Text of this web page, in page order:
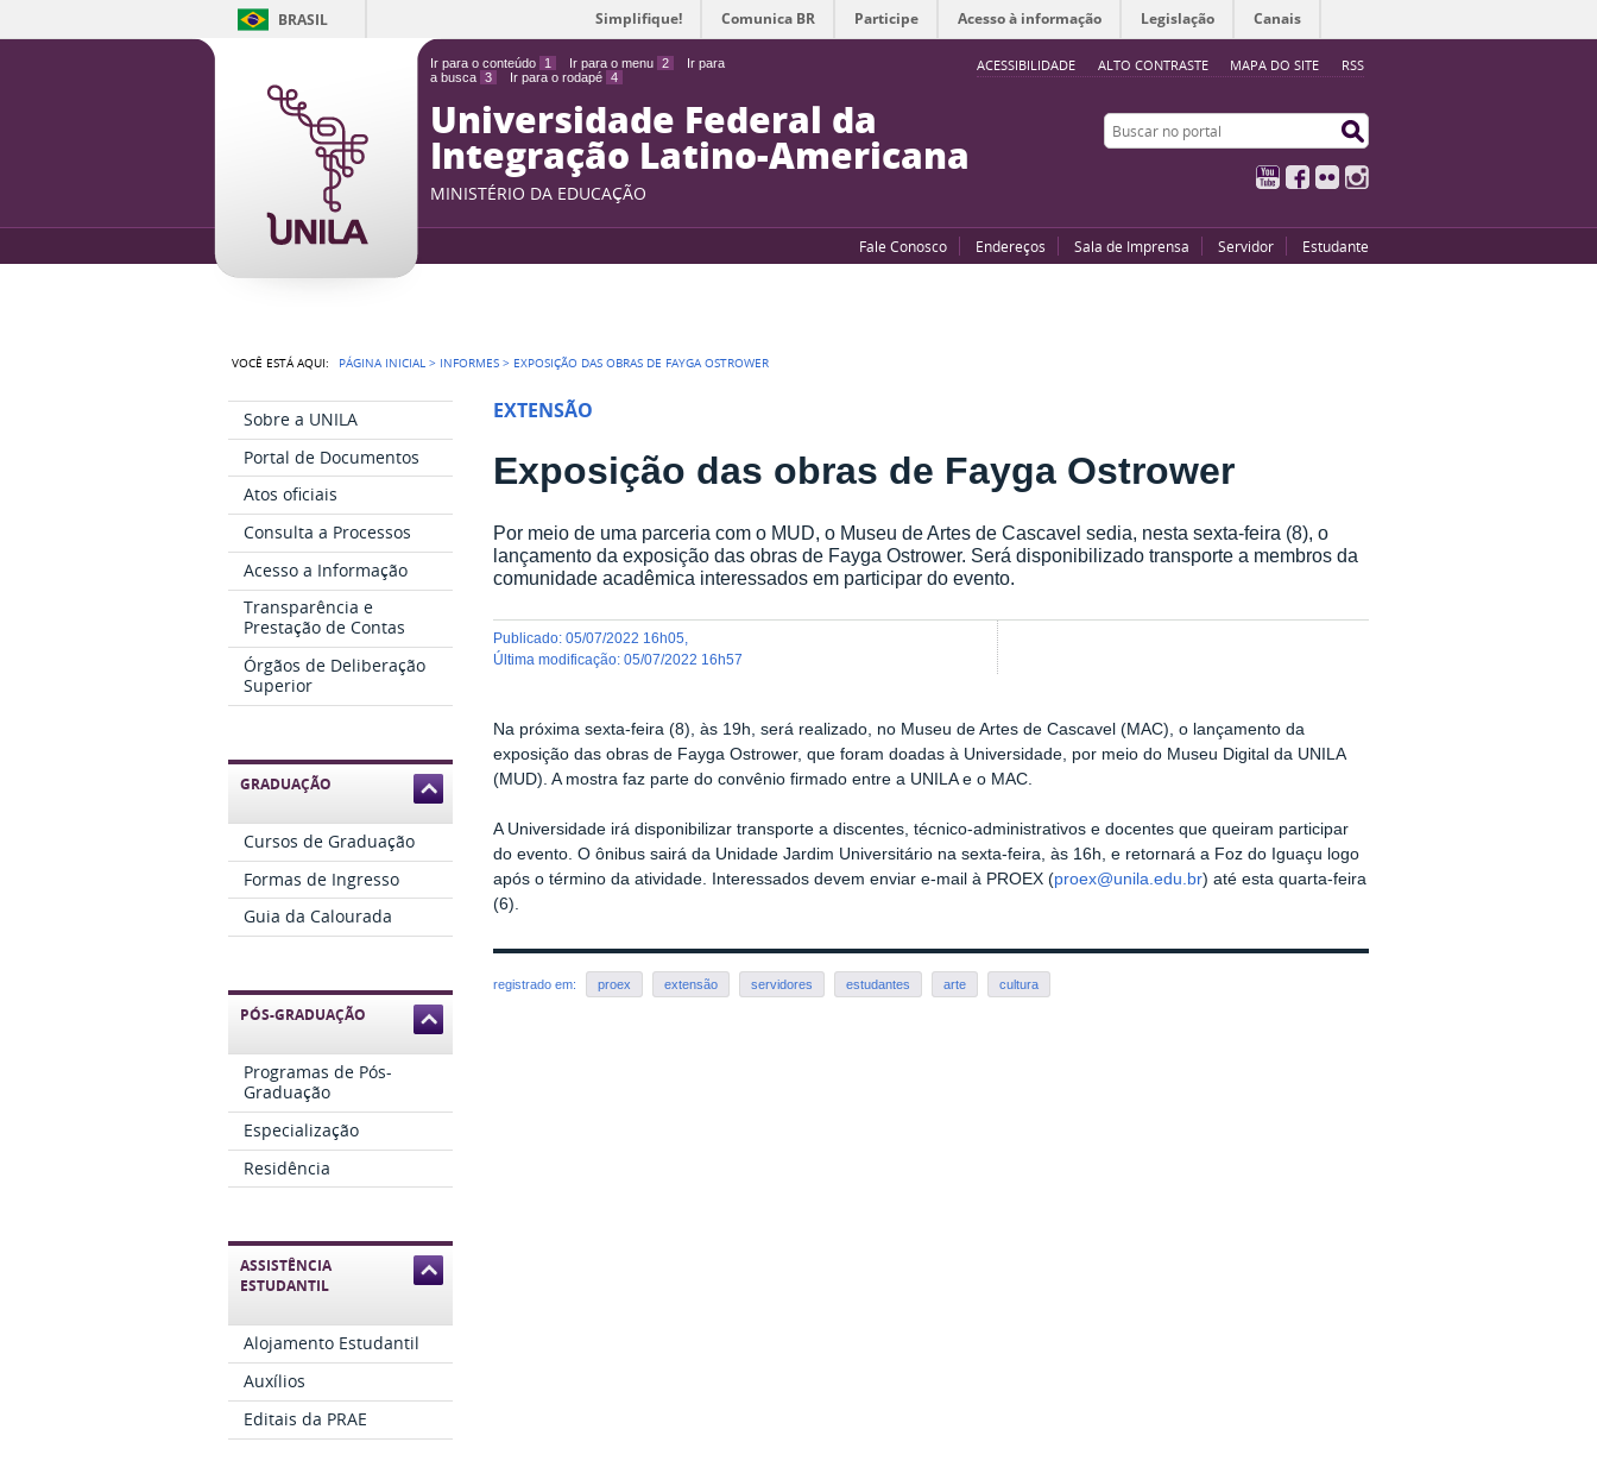
Ir para o conteúdo 1 Ir para o menu 2
Ir para
a busca 3 Ir para o rodapé 4
ACESSIBILIDADE ALTO CONTRASTE MAPA DO SITE RSS
BRASIL Simplifique! Comunica BR Participe Acesso à informação Legislação Canais
Universidade Federal da
Integração Latino-Americana
MINISTÉRIO DA EDUCAÇÃO
Buscar no portal
YouTubeFacebook
Flickr
Fale Conosco Endereços Sala de Imprensa Servidor Estudante
VOCÊ ESTÁ AQUI: PÁGINA INICIAL > INFORMES > EXPOSIÇÃO DAS OBRAS DE FAYGA OSTROWER
Sobre a UNILA
Portal de Documentos
Atos oficiais
Consulta a Processos
Acesso a Informação
Transparência e
Prestação de Contas
Órgãos de Deliberação
Superior
GRADUAÇÃO
Cursos de Graduação
Formas de Ingresso
Guia da Calourada
PÓS-GRADUAÇÃO
Programas de Pós-
Graduação
Especialização
Residência
ASSISTÊNCIA
ESTUDANTIL
Alojamento Estudantil
Auxílios
Editais da PRAE
EXTENSÃO
Exposição das obras de Fayga Ostrower
Por meio de uma parceria com o MUD, o Museu de Artes de Cascavel sedia, nesta sexta-feira (8), o
lançamento da exposição das obras de Fayga Ostrower. Será disponibilizado transporte a membros da
comunidade acadêmica interessados em participar do evento.
publicado:05/07/2022 16h05
última modificação:05/07/2022 16h57
Na próxima sexta-feira (8), às 19h, será realizado, no Museu de Artes de Cascavel (MAC), o lançamento da
exposição das obras de Fayga Ostrower, que foram doadas à Universidade, por meio do Museu Digital da UNILA
(MUD). A mostra faz parte do convênio firmado entre a UNILA e o MAC.
A Universidade irá disponibilizar transporte a discentes, técnico-administrativos e docentes que queiram participar
do evento. O ônibus sairá da Unidade Jardim Universitário na sexta-feira, às 16h, e retornará a Foz do Iguaçu logo
após o término da atividade. Interessados devem enviar e-mail à PROEX (proex@unila.edu.br) até esta quarta-feira
(6).
registrado em: proex extensão servidores estudantes arte cultura